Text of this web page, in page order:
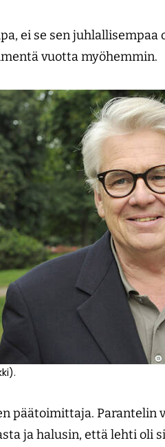
ei se sen
vuotta myöhemmin.
päätoimittaja.
ja halusin, että lehti oli